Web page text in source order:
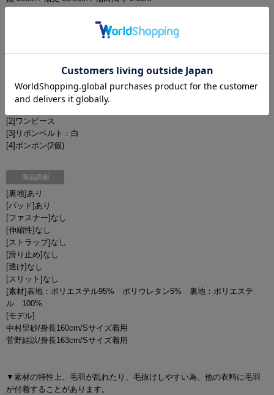
バスト 99cm / ウエスト 76cm / ヒップ FREE/ 着丈(脇下から) 66cm / 肩
■セット内容
[2]ワンピース
[3]リボンベルト：白
[4]ポンポン(2個)
商品詳細
[裏地]あり
[パッド]あり
[ファスナー]なし
[伸縮性]なし
[ストラップ]なし
[滑り止め]なし
[透け]なし
[スリット]なし
[素材]表地：ポリエステル95% ポリウレタン5% 裏地：ポリエステ
ル 100%
[モデル]
中村里砂/身長160cm/Sサイズ着用
菅野結以/身長163cm/Sサイズ着用
▼素材の特性上、毛羽が乱れたり、毛抜けしやすい為、他の衣料に毛羽
が付着することがあります。